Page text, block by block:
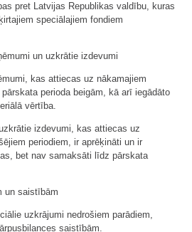
pret Latvijas Republikas valdību, kuras
speciālajiem fondiem
un uzkrātie izdevumi
kas attiecas uz nākamajiem
perioda beigām, kā arī iegādāto
vērtība.
izdevumi, kas attiecas uz
periodiem, ir aprēķināti un ir
bet nav samaksāti līdz pārskata
un saistībām
uzkrājumi nedrošiem parādiem,
saistībām.